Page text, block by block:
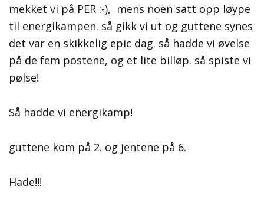
mekket vi på PER :-), mens noen satt opp løype
til energikampen. så gikk vi ut og guttene synes
det var en skikkelig epic dag. så hadde vi øvelse
på de fem postene, og et lite billøp. så spiste vi
pølse!
Så hadde vi energikamp!
guttene kom på 2. og jentene på 6.
Hade!!!